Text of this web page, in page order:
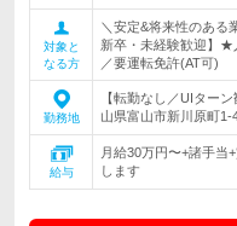
対象と
なる方
＼安定&将来性のある
新卒・未経験歓迎】
／要運転免許(AT可)
勤務地
【転勤なし／UIター
山県富山市新川原町1-
給与
月給30万円〜+諸手当
します